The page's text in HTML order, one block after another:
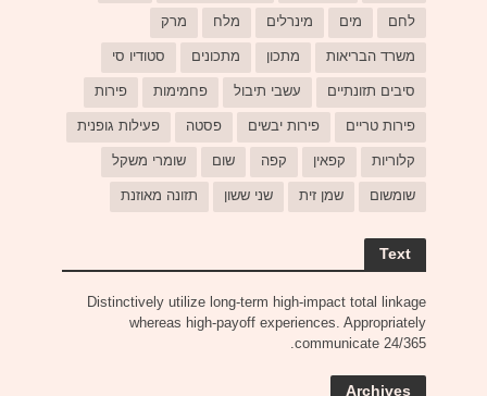
לחם מים מינרלים מלח מרק
משרד הבריאות מתכון מתכונים סטודיו סי
סיבים תזונתיים עשבי תיבול פחמימות פירות
פירות טריים פירות יבשים פסטה פעילות גופנית
קלוריות קפאין קפה שום שומרי משקל
שומשום שמן זית שני ששון תזונה מאוזנת
Text
Distinctively utilize long-term high-impact total linkage
whereas high-payoff experiences. Appropriately
communicate 24/365.
Archives